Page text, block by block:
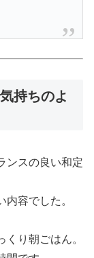
持ちのよ
ンスの良い和定
容でした。
り朝ごはん。